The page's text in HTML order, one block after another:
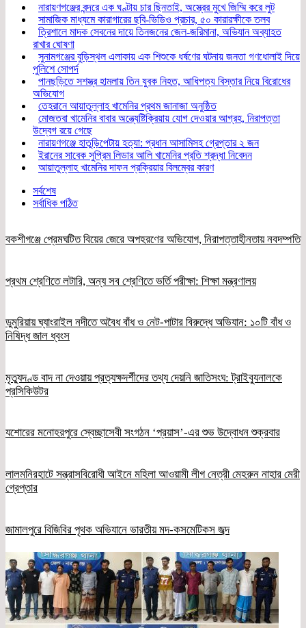
নারায়ণগঞ্জের বন্দরে এক ঘণ্টায় চার ছিনতাই, অস্ত্রের মুখে জিম্মি করে লুট
সামাজিক মাধ্যমে কারাগারের ছবি-ভিডিও প্রচার, ৫০ কারারক্ষীকে তলব
ত্রিশালে মাদক সেবনের দায়ে তিনজনের জেল-জরিমানা, অভিযান অব্যাহত
রাখার ঘোষণা
সুনামগঞ্জের বুড়িস্থল এলাকায় এক শিশুকে ধর্ষণের ঘটনায় জনতা গণধোলাই দিয়ে
পুলিশে সোপর্দ
পানছড়িতে সশস্ত্র হামলায় তিন যুবক নিহত, আধিপত্য বিস্তার নিয়ে বিরোধের
অভিযোগ
তেহরানে আয়াতুল্লাহ খামেনির প্রথম জানাজা অনুষ্ঠিত
মোজতবা খামেনির বাবার অন্ত্যেষ্টিক্রিয়ায় যোগ দেওয়ার আগ্রহ, নিরাপত্তা
উদ্বেগ রয়ে গেছে
নারায়ণগঞ্জে হাতুড়িপেটায় হত্যা: প্রধান আসামিসহ গ্রেপ্তার ২ জন
ইরানের সাবেক সুপ্রিম লিডার আলি খামেনির প্রতি শ্রদ্ধা নিবেদন
আয়াতুল্লাহ খামেনির দাফন প্রক্রিয়ার বিলম্বের কারণ
সর্বশেষ
সর্বাধিক পঠিত
বকশীগঞ্জে প্রেমঘটিত বিয়ের জেরে অপহরণের অভিযোগ, নিরাপত্তাহীনতায় নবদম্পতি
প্রথম শ্রেণিতে লটারি, অন্য সব শ্রেণিতে ভর্তি পরীক্ষা: শিক্ষা মন্ত্রণালয়
ডুমুরিয়ায় ঘ্যাংরাইল নদীতে অবৈধ বাঁধ ও নেট-পাটার বিরুদ্ধে অভিযান: ১০টি বাঁধ ও
নিষিদ্ধ জাল ধ্বংস
মৃত্যুদণ্ড বাদ না দেওয়ায় প্রত্যক্ষদর্শীদের তথ্য দেয়নি জাতিসংঘ: ট্রাইব্যুনালকে
প্রসিকিউটর
যশোরের মনোহরপুরে স্বেচ্ছাসেবী সংগঠন ‘প্রয়াস’-এর শুভ উদ্বোধন শুক্রবার
লালমনিরহাটে সন্ত্রাসবিরোধী আইনে মহিলা আওয়ামী লীগ নেত্রী মেহরুন নাহার মেরী
গ্রেপ্তার
জামালপুরে বিজিবির পৃথক অভিযানে ভারতীয় মদ-কসমেটিকস জব্দ